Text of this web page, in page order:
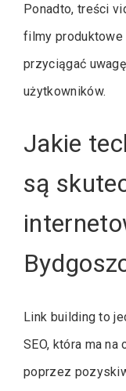
Ponadto, treści
filmy produktowe
przyciągać
użytkowników.
Jakie
są
Link building to
SEO, która ma
poprzez